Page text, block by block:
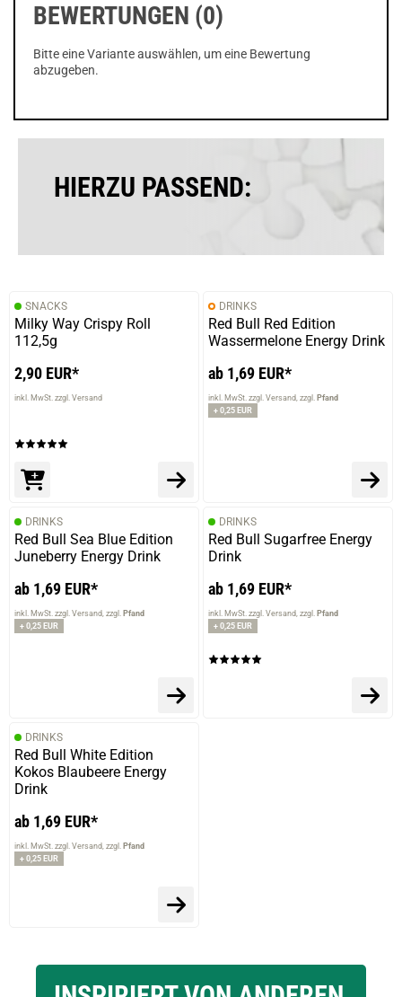
BEWERTUNGEN (0)
Bitte eine Variante auswählen, um eine Bewertung
abzugeben.
HIERZU PASSEND:
SNACKS
Milky Way Crispy Roll
112,5g
2,90 EUR*
inkl. MwSt. zzgl. Versand
DRINKS
Red Bull Red Edition
Wassermelone Energy Drink
ab 1,69 EUR*
inkl. MwSt. zzgl. Versand zzgl. Pfand
+ 0,25 EUR
DRINKS
Red Bull Sea Blue Edition
Juneberry Energy Drink
ab 1,69 EUR*
inkl. MwSt. zzgl. Versand zzgl. Pfand
+ 0,25 EUR
DRINKS
Red Bull Sugarfree Energy
Drink
ab 1,69 EUR*
inkl. MwSt. zzgl. Versand zzgl. Pfand
+ 0,25 EUR
DRINKS
Red Bull White Edition
Kokos Blaubeere Energy
Drink
ab 1,69 EUR*
inkl. MwSt. zzgl. Versand zzgl. Pfand
+ 0,25 EUR